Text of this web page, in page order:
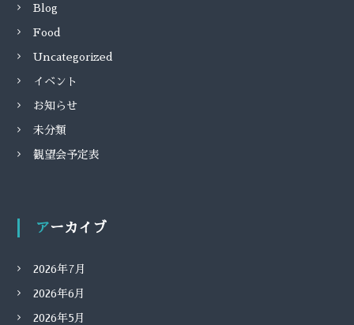
Blog
Food
Uncategorized
イベント
お知らせ
未分類
観望会予定表
アーカイブ
2026年7月
2026年6月
2026年5月